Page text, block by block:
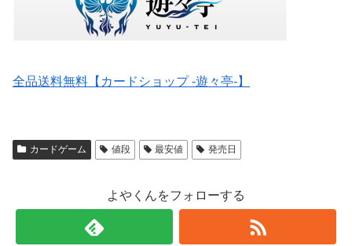
全品送料無料【カードショップ -遊々亭-】
カードゲーム 値段 最安値 発売日
よやくんをフォローする